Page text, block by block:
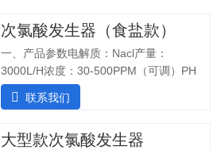
次氯酸发生器（食盐款）
一、产品参数电解质：Nacl产量：
3000L/H浓度：30-500PPM（可调）PH
值：5.0-6.5纯水系统酸水最大功率：
7200W纯水最大功率：1800W输入电压：
装完毕二、产品特点：1.自主研发：可满
联系我们
大型款次氯酸发生器